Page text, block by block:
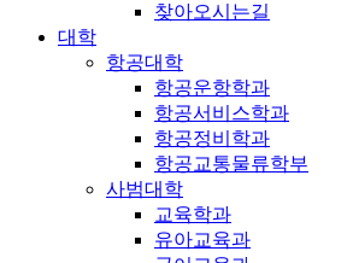
찾아오시는길
대학
항공대학
항공운항학과
항공서비스학과
항공정비학과
항공교통물류학부
사범대학
교육학과
유아교육과